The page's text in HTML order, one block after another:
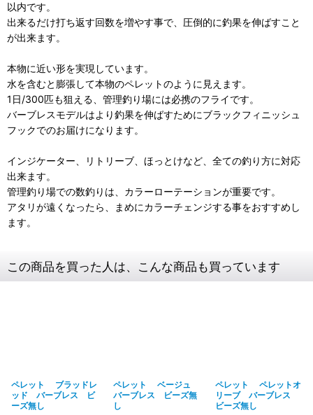
以内です。
出来るだけ打ち返す回数を増やす事で、圧倒的に釣果を伸ばすこと
が出来ます。
本物に近い形を実現しています。
水を含むと膨張して本物のペレットのように見えます。
1日/300匹も狙える、管理釣り場には必携のフライです。
バーブレスモデルはより釣果を伸ばすためにブラックフィニッシュ
フックでのお届けになります。
インジケーター、リトリーブ、ほっとけなど、全ての釣り方に対応
出来ます。
管理釣り場での数釣りは、カラーローテーションが重要です。
アタリが遠くなったら、まめにカラーチェンジする事をおすすめし
ます。
この商品を買った人は、こんな商品も買っています
ペレット ブラッドレ
ッド バーブレス ビ
ーズ無し
ペレット ベージュ
バーブレス ビーズ無
し
ペレット ペレットオ
リーブ バーブレス
ビーズ無し